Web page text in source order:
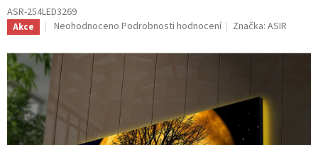
ASR-254LED3269
Akce
Průměrné
produktu
0,0
5
hvězdiček.
Neohodnoceno Podrobnosti hodnocení Značka:ASIR